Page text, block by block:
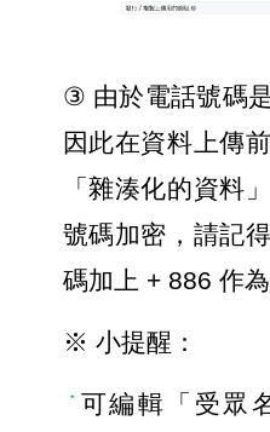
③ 由於電話號碼
因此在資料上傳
「雜湊化的資料
號碼加密，請記
碼加上 + 886 作為
※ 小提醒：
可編輯「受眾